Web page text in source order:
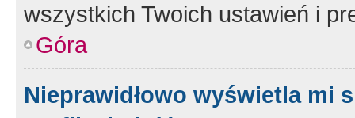
wszystkich Twoich ustawień i
Góra
Nieprawidłowo wyświetla mi